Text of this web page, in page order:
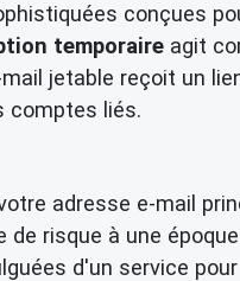
conçues
temporaire agit
jetable reçoit un
comptes liés.
adresse e-mail
risque à une
d'un service